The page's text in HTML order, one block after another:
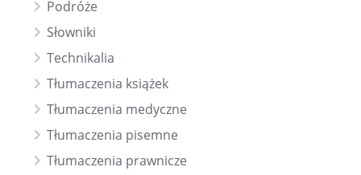
Podróże
Słowniki
Technikalia
Tłumaczenia książek
Tłumaczenia medyczne
Tłumaczenia pisemne
Tłumaczenia prawnicze